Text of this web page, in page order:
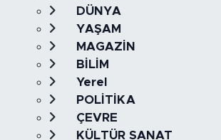
DÜNYA
YAŞAM
MAGAZİN
BİLİM
Yerel
POLİTİKA
ÇEVRE
KÜLTÜR SANAT